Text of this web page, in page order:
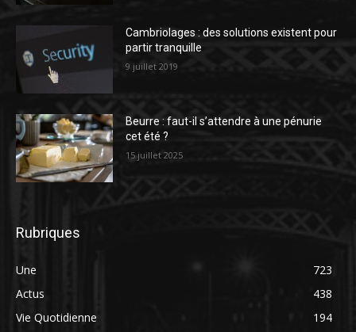
Cambriolages : des solutions existent pour
partir tranquille
9 juillet 2019
Beurre : faut-il s’attendre à une pénurie
cet été ?
15 juillet 2025
Rubriques
Une
723
Actus
438
Vie Quotidienne
194